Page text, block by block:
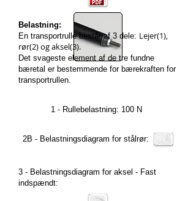
Belastning:
En transportrulle består af 3 dele: Lejer(1),
rør(2) og aksel(3).
Det svageste element af de tre fundne
bæretal er bestemmende for bærekraften for
transportrullen.
1 - Rullebelastning: 100 N
2B - Belastningsdiagram for stålrør:
3 - Belastningsdiagram for aksel - Fast
indspændt: